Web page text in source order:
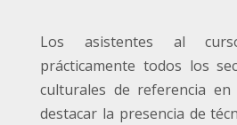
Los asistentes al
prácticamente todos los
culturales de referencia en
destacar la presencia de